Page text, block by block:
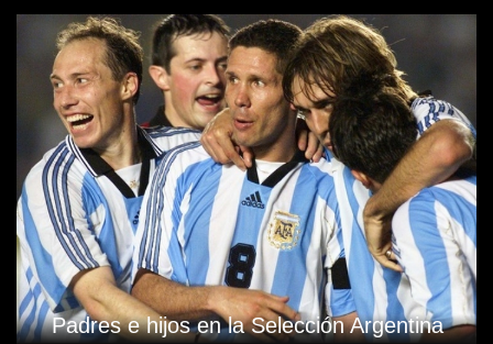
Padres e hijos en la Selección Argentina